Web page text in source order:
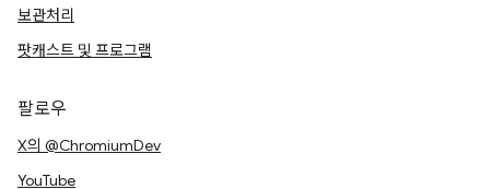
보관처리
팟캐스트 및 프로그램
팔로우
X의 @ChromiumDev
YouTube